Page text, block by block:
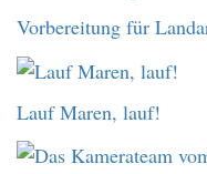
Vorbereitung für
Lauf Maren, lauf!